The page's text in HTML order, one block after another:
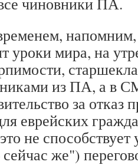
уроки мира, на
из ПА, а в
за отказ
еврейских
не
же")